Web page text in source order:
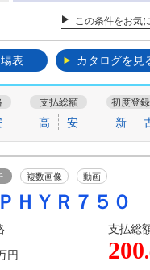
この条件をお気
表 カタログを見
支払総額
高 安
初度登
新
複数画像 動画
ＨＹＲ７５
支払総
円 200